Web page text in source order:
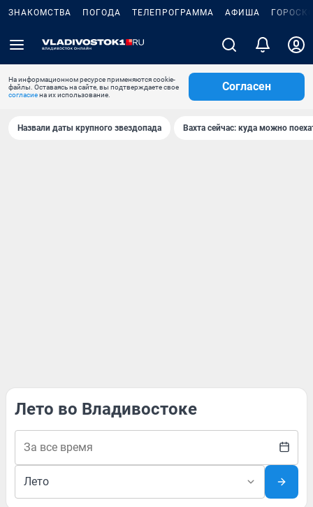
ЗНАКОМСТВА ПОГОДА ТЕЛЕПРОГРАММА АФИША
На информационном ресурсе применяются cookie-
файлы. Оставаясь на сайте, вы подтверждаете свое
согласиена их использование.
Согласен
Назвали даты крупного звездопада Вахта сейчас: куда можно
Лето во Владивостоке